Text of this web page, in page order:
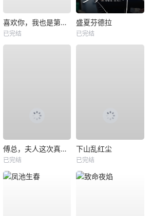
喜欢你，我也是第一部
已完结
盛夏芬德拉
已完结
傅总，夫人这次真的死了
已完结
下山乱红尘
已完结